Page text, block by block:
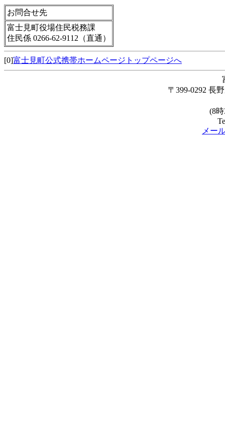
お問合せ先
富士見町役場住民税務課
住民係 0266-62-9112（直通）
[0]富士見町公式携帯ホームページトップページへ
〒399-0292 長
(8
メー